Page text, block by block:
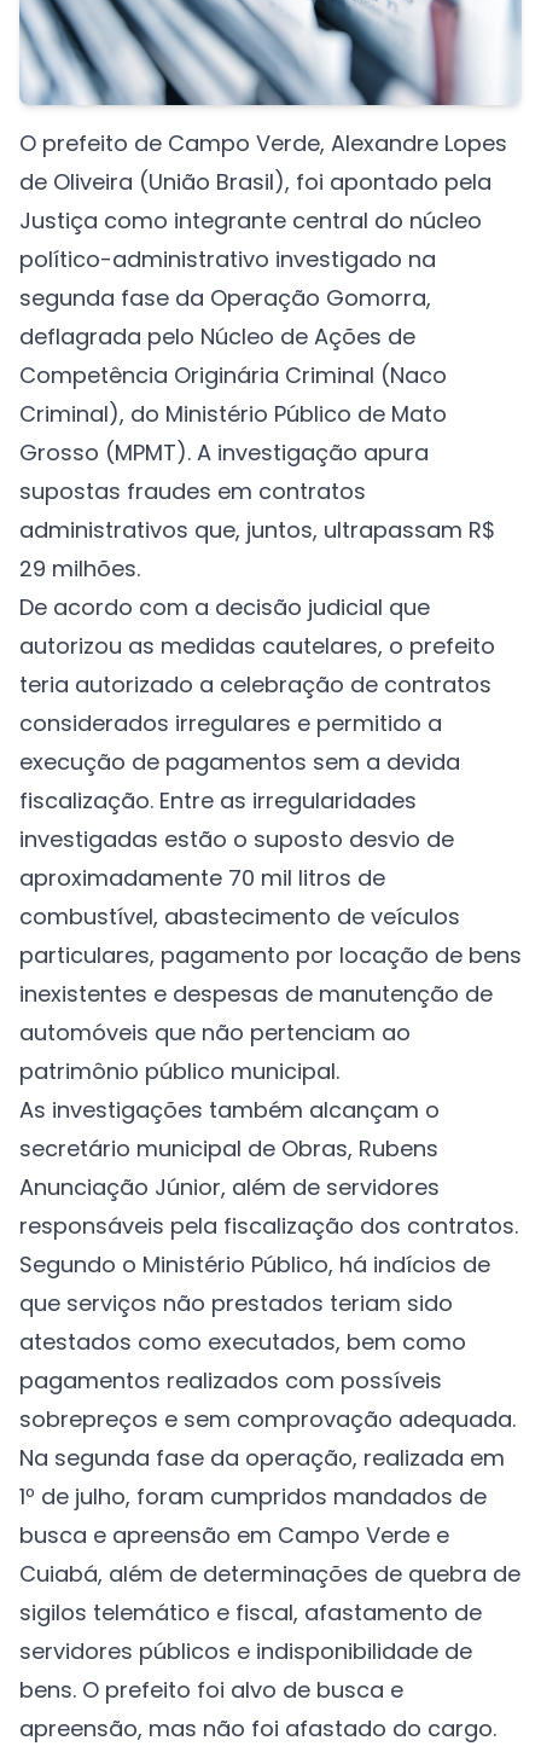
O prefeito de Campo Verde, Alexandre Lopes
de Oliveira (União Brasil), foi apontado pela
Justiça como integrante central do núcleo
político-administrativo investigado na
segunda fase da Operação Gomorra,
deflagrada pelo Núcleo de Ações de
Competência Originária Criminal (Naco
Criminal), do Ministério Público de Mato
Grosso (MPMT). A investigação apura
supostas fraudes em contratos
administrativos que, juntos, ultrapassam R$
29 milhões.
De acordo com a decisão judicial que
autorizou as medidas cautelares, o prefeito
teria autorizado a celebração de contratos
considerados irregulares e permitido a
execução de pagamentos sem a devida
fiscalização. Entre as irregularidades
investigadas estão o suposto desvio de
aproximadamente 70 mil litros de
combustível, abastecimento de veículos
particulares, pagamento por locação de bens
inexistentes e despesas de manutenção de
automóveis que não pertenciam ao
patrimônio público municipal.
As investigações também alcançam o
secretário municipal de Obras, Rubens
Anunciação Júnior, além de servidores
responsáveis pela fiscalização dos contratos.
Segundo o Ministério Público, há indícios de
que serviços não prestados teriam sido
atestados como executados, bem como
pagamentos realizados com possíveis
sobrepreços e sem comprovação adequada.
Na segunda fase da operação, realizada em
1º de julho, foram cumpridos mandados de
busca e apreensão em Campo Verde e
Cuiabá, além de determinações de quebra de
sigilos telemático e fiscal, afastamento de
servidores públicos e indisponibilidade de
bens. O prefeito foi alvo de busca e
apreensão, mas não foi afastado do cargo.